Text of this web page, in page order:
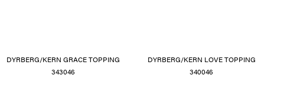
DYRBERG/KERN GRACE TOPPING
343046
DYRBERG/KERN LOVE TOPPING
340046